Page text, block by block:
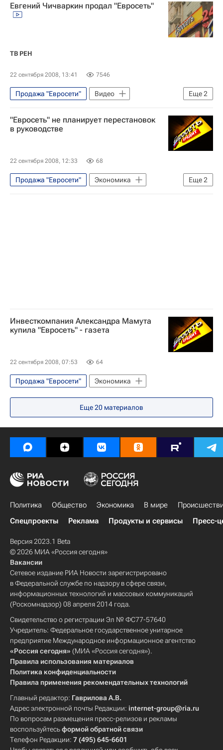
Евгений Чичваркин продал "Евросеть"
ТВ РЕН
22 сентября 2008, 13:41 7546
Еще2
Продажа "Евросети"
Видео
Новости компаний - Экономика
Экономика
"Евросеть" не планирует перестановок
в руководстве
22 сентября 2008, 12:33 68
Еще2
Продажа "Евросети"
Экономика
Обыски в центральном офисе компании "Евросеть"
Инвесткомпания Александра Мамута
купила "Евросеть" - газета
22 сентября 2008, 07:53 64
Продажа "Евросети" Экономика
Еще20 материалов
Политика Общество Экономика В мире
Спецпроекты
Реклама Продукты и сервисы Пресс-
Версия 2023.1 Beta
© 2026 МИА «Россия сегодня»
Вакансии
Сетевое издание РИА Новости зарегистрировано
в Федеральной службе по надзору в сфере связи,
информационных технологий и массовых коммуникаций
(Роскомнадзор) 08 апреля 2014 года.
Свидетельство о регистрации Эл № ФС77-57640
Учредитель: Федеральное государственное унитарное
предприятие Международное информационное агентство
«Россия сегодня» (МИА «Россия сегодня»).
Правила использования материалов
Политика конфиденциальности
Правила применения рекомендательных технологий
Главный редактор: Гаврилова А.В.
Адрес электронной почты Редакции: internet-group@ria.ru
По вопросам размещения пресс-релизов и рекламы
воспользуйтесьформой обратной связи
Телефон Редакции: 7 (495) 645-6601